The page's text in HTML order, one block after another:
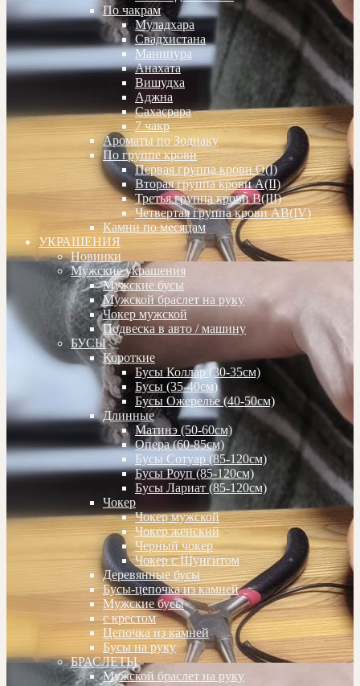
По чакрам
Муладхара
Свадхистана
Манипура
Анахата
Вишудха
Аджна
Сахасрара
7 чакр
Ароматы по Зодиаку
По группе крови
Первая группа крови О(I)
Вторая группа крови А(II)
Третья группа крови В(III)
Четвертая группа крови АВ(IV)
Камни по месяцам
УКРАШЕНИЯ
Новинки
Мужские украшения
Мужские бусы
Мужской браслет на руку
Чокер мужской
Подвеска в авто / машину
БУСЫ
Короткие
Бусы Коллар (30-35см)
Бусы (35-40см)
Бусы Ожерелье (40-50см)
Длинные
Матинэ (50-60см)
Опера (60-85см)
Бусы Сотуар (85-120см)
Бусы Роуп (85-120см)
Бусы Лариат (85-120см)
Чокер
Чокер мужской
Чокер женский
Черный чокер
Чокер с Шунгитом
Деревянные бусы
Бусы-цепочка из камней
Мужские бусы
с крестом
Цепочка из камней
Бусы на руку
БРАСЛЕТЫ
Мужской браслет на руку